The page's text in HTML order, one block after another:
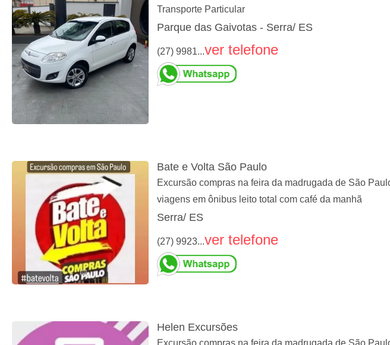
Transporte Particular
Parque das Gaivotas - Serra/ ES
(27) 9981...ver telefone
Bate e Volta São Paulo
Excursão compras na feira da madrugada de São
viagens em ônibus leito total com café da manhã
Serra/ ES
(27) 9923...ver telefone
Helen Excursões